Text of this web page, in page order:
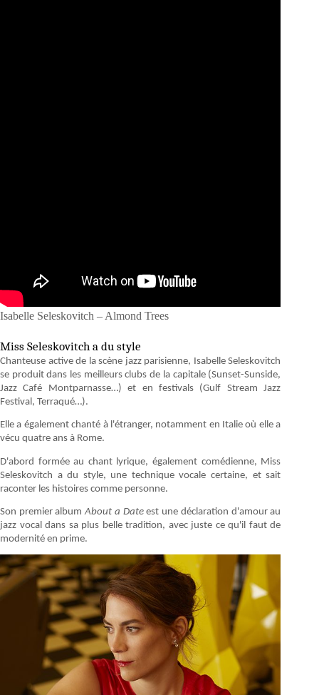
Isabelle Seleskovitch – Almond Trees
Miss Seleskovitch a du style
Chanteuse active de la scène jazz parisienne, Isabelle Seleskovitch
se produit dans les meilleurs clubs de la capitale (Sunset-Sunside,
Jazz Café Montparnasse…) et en festivals (Gulf Stream Jazz
Festival, Terraqué…).
Elle a également chanté à l'étranger, notamment en Italie où elle a
vécu quatre ans à Rome.
D'abord formée au chant lyrique, également comédienne, Miss
Seleskovitch a du style, une technique vocale certaine, et sait
raconter les histoires comme personne.
Son premier albumAbout a Dateest une déclaration d'amour au
jazz vocal dans sa plus belle tradition, avec juste ce qu'il faut de
modernité en prime.